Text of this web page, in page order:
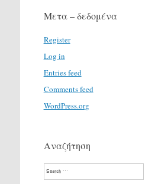
Μετα – δεδομένα
Register
Log in
Entries feed
Comments feed
WordPress.org
Αναζήτηση
Search